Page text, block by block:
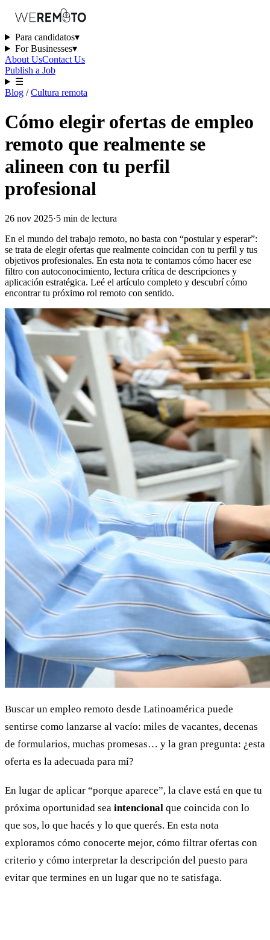
Para candidatos▾
For Businesses▾
About UsContact Us
Publish a Job
☰
Blog /Cultura remota
Cómo elegir ofertas de empleo
remoto que realmente se
alineen con tu perfil
profesional
26 nov 2025·5 min de lectura
En el mundo del trabajo remoto, no basta con “postular y esperar”:
se trata de elegir ofertas que realmente coincidan con tu perfil y tus
objetivos profesionales. En esta nota te contamos cómo hacer ese
filtro con autoconocimiento, lectura crítica de descripciones y
aplicación estratégica. Leé el artículo completo y descubrí cómo
encontrar tu próximo rol remoto con sentido.
Buscar un empleo remoto desde Latinoamérica puede
sentirse como lanzarse al vacío: miles de vacantes, decenas
de formularios, muchas promesas… y la gran pregunta: ¿esta
oferta es la adecuada para mí?
En lugar de aplicar “porque aparece”, la clave está en que tu
próxima oportunidad sea intencional que coincida con lo
que sos, lo que hacés y lo que querés. En esta nota
exploramos cómo conocerte mejor, cómo filtrar ofertas con
criterio y cómo interpretar la descripción del puesto para
evitar que termines en un lugar que no te satisfaga.